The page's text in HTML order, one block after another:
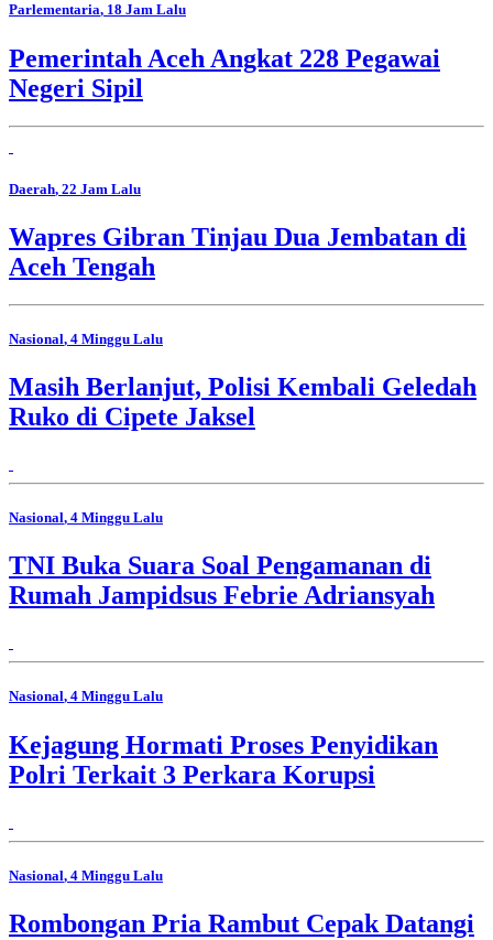
Parlementaria, 18 Jam Lalu
Pemerintah Aceh Angkat 228 Pegawai
Negeri Sipil
Daerah, 22 Jam Lalu
Wapres Gibran Tinjau Dua Jembatan di
Aceh Tengah
Nasional, 4 Minggu Lalu
Masih Berlanjut, Polisi Kembali Geledah
Ruko di Cipete Jaksel
Nasional, 4 Minggu Lalu
TNI Buka Suara Soal Pengamanan di
Rumah Jampidsus Febrie Adriansyah
Nasional, 4 Minggu Lalu
Kejagung Hormati Proses Penyidikan
Polri Terkait 3 Perkara Korupsi
Nasional, 4 Minggu Lalu
Rombongan Pria Rambut Cepak Datangi